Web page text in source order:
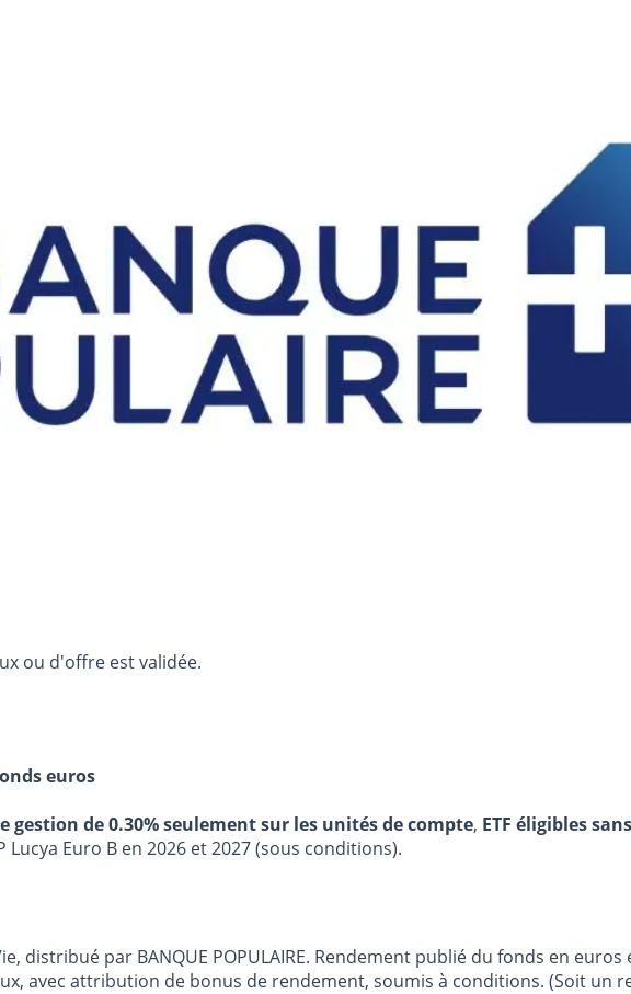
ou d'offre est validée.
euros
gestion de 0.30% seulement sur les unités de compte, ETF éligibles
Euro B en 2026 et 2027 (sous conditions).
distribué par BANQUE POPULAIRE. Rendement publié du fonds en
avec attribution de bonus de rendement, soumis à conditions. (Soit un